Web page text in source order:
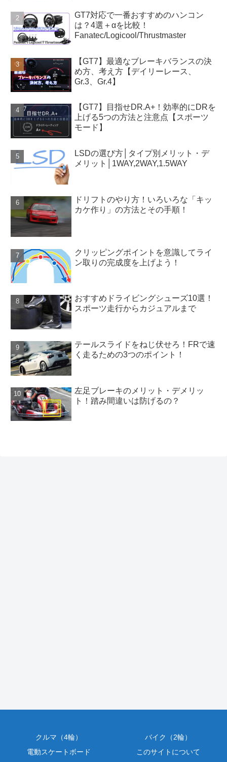
GT7対応で一番おすすめのハンコン
は？4選＋αを比較！
Fanatec/Logicool/Thrustmaster
【GT7】最適なブレーキバランスの決
め方、考え方【デイリーレース、
Gr.3、Gr.4】
【GT7】目指せDR.A+！効率的にDRを
上げる5つの方法と注意点【スポーツ
モード】
LSDの選び方│タイプ別メリット・デ
メリット│1WAY,2WAY,1.5WAY
ドリフトのやり方！いろいろな「キッ
カケ作り」の方法とその手順！
クリッピングポイントを意識してライ
ン取りの完成度を上げよう！
おすすめドライビングシューズ10選！
スポーツ走行からカジュアルまで
テールスライドをねじ伏せろ！FRで速
く走るための3つのポイント！
左足ブレーキのメリット・デメリッ
ト！踏み間違いは防げるの？
クルマ（4輪）
バイク（2輪）
電動スケートボード
このサイトについて